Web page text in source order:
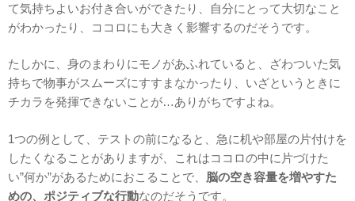
て気持ちよいお付き合いができたり、自分にとって大切なこと
がわかったり、ココロにも大きく影響するのだそうです。
たしかに、身のまわりにモノがあふれていると、ざわついた気
持ちで物事がスムーズにすすまなかったり、いざというときに
チカラを発揮できないことが…ありがちですよね。
1つの例として、テストの前になると、急に机や部屋の片付けを
したくなることがありますが、これはココロの中に片づけた
い”何か”があるためにおこることで、 脳の空き容量を増やすた
めの、ポジティブな行動なのだそうです。